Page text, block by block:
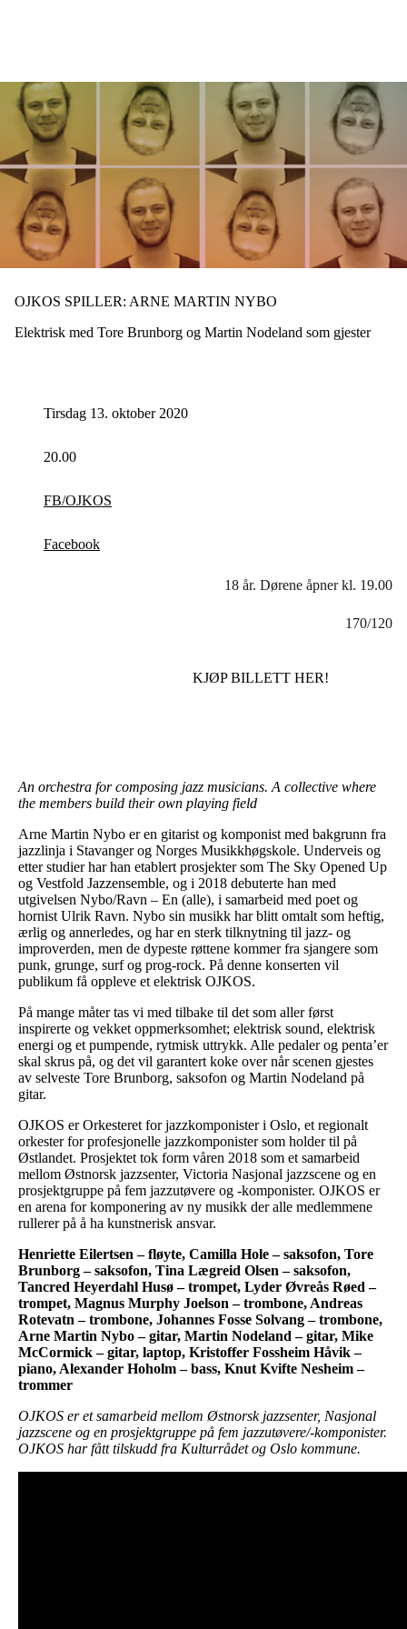
OJKOS SPILLER: ARNE MARTIN NYBO
Elektrisk med Tore Brunborg og Martin Nodeland som gjester
Tirsdag 13. oktober 2020
20.00
FB/OJKOS
Facebook
18 år. Dørene åpner kl. 19.00
170/120
KJØP BILLETT HER!
An orchestra for composing jazz musicians. A collective where
the members build their own playing field
Arne Martin Nybo er en gitarist og komponist med bakgrunn fra
jazzlinja i Stavanger og Norges Musikkhøgskole. Underveis og
etter studier har han etablert prosjekter som The Sky Opened Up
og Vestfold Jazzensemble, og i 2018 debuterte han med
utgivelsen Nybo/Ravn – En (alle), i samarbeid med poet og
hornist Ulrik Ravn. Nybo sin musikk har blitt omtalt som heftig,
ærlig og annerledes, og har en sterk tilknytning til jazz- og
improverden, men de dypeste røttene kommer fra sjangere som
punk, grunge, surf og prog-rock. På denne konserten vil
publikum få oppleve et elektrisk OJKOS.
På mange måter tas vi med tilbake til det som aller først
inspirerte og vekket oppmerksomhet; elektrisk sound, elektrisk
energi og et pumpende, rytmisk uttrykk. Alle pedaler og penta’er
skal skrus på, og det vil garantert koke over når scenen gjestes
av selveste Tore Brunborg, saksofon og Martin Nodeland på
gitar.
OJKOS er Orkesteret for jazzkomponister i Oslo, et regionalt
orkester for profesjonelle jazzkomponister som holder til på
Østlandet. Prosjektet tok form våren 2018 som et samarbeid
mellom Østnorsk jazzsenter, Victoria Nasjonal jazzscene og en
prosjektgruppe på fem jazzutøvere og -komponister. OJKOS er
en arena for komponering av ny musikk der alle medlemmene
rullerer på å ha kunstnerisk ansvar.
Henriette Eilertsen – fløyte, Camilla Hole – saksofon, Tore
Brunborg – saksofon, Tina Lægreid Olsen – saksofon,
Tancred Heyerdahl Husø – trompet, Lyder Øvreås Røed –
trompet, Magnus Murphy Joelson – trombone, Andreas
Rotevatn – trombone, Johannes Fosse Solvang – trombone,
Arne Martin Nybo – gitar, Martin Nodeland – gitar, Mike
McCormick – gitar, laptop, Kristoffer Fossheim Håvik –
piano, Alexander Hoholm – bass, Knut Kvifte Nesheim –
trommer
OJKOS er et samarbeid mellom Østnorsk jazzsenter, Nasjonal
jazzscene og en prosjektgruppe på fem jazzutøvere/-komponister.
OJKOS har fått tilskudd fra Kulturrådet og Oslo kommune.